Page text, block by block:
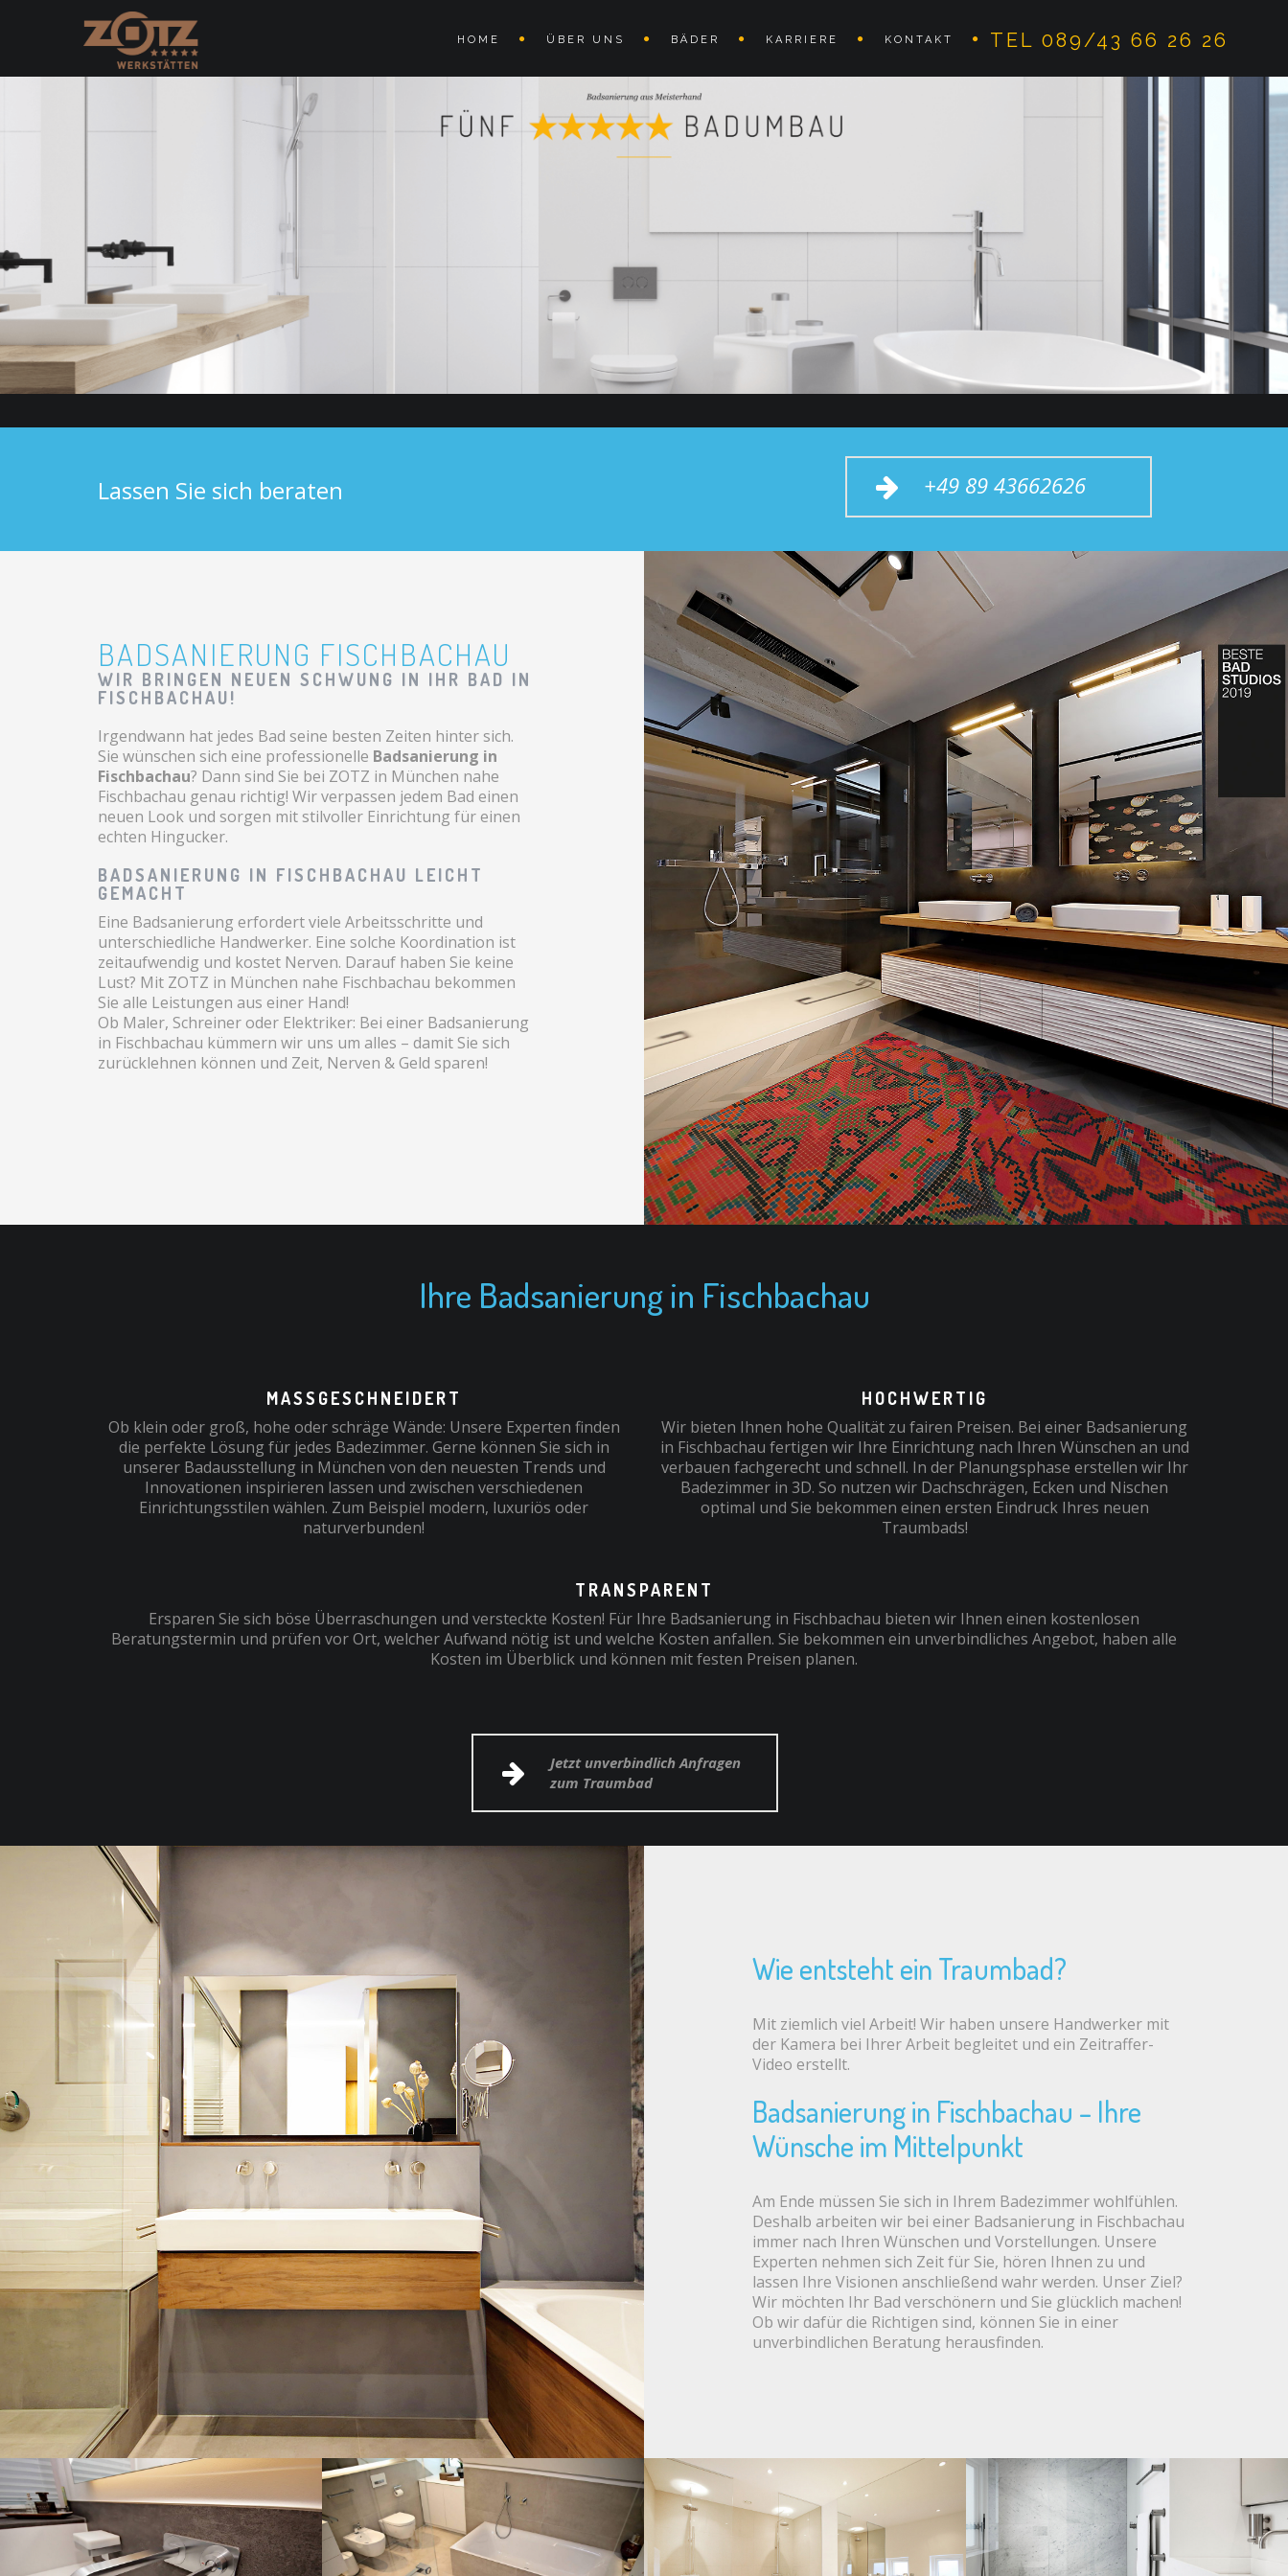
HOME ÜBER UNS BÄDER KARRIERE KONTAKT TEL 089/43 66 26 26
Lassen Sie sich beraten +49 89 43662626
BADSANIERUNG FISCHBACHAU
WIR BRINGEN NEUEN SCHWUNG IN IHR BAD IN
FISCHBACHAU!
Irgendwann hat jedes Bad seine besten Zeiten hinter sich.
Sie wünschen sich eine professionelle Badsanierung in
Fischbachau? Dann sind Sie bei ZOTZ in München nahe
Fischbachau genau richtig! Wir verpassen jedem Bad einen
neuen Look und sorgen mit stilvoller Einrichtung für einen
echten Hingucker.
BADSANIERUNG IN FISCHBACHAU LEICHT
GEMACHT
Eine Badsanierung erfordert viele Arbeitsschritte und
unterschiedliche Handwerker. Eine solche Koordination ist
zeitaufwendig und kostet Nerven. Darauf haben Sie keine
Lust? Mit ZOTZ in München nahe Fischbachau bekommen
Sie alle Leistungen aus einer Hand!
Ob Maler, Schreiner oder Elektriker: Bei einer Badsanierung
in Fischbachau kümmern wir uns um alles – damit Sie sich
zurücklehnen können und Zeit, Nerven & Geld sparen!
Ihre Badsanierung in Fischbachau
MASSGESCHNEIDERT
Ob klein oder groß, hohe oder schräge Wände: Unsere Experten finden
die perfekte Lösung für jedes Badezimmer. Gerne können Sie sich in
unserer Badausstellung in München von den neuesten Trends und
Innovationen inspirieren lassen und zwischen verschiedenen
Einrichtungsstilen wählen. Zum Beispiel modern, luxuriös oder
naturverbunden!
HOCHWERTIG
Wir bieten Ihnen hohe Qualität zu fairen Preisen. Bei einer Badsanierung
in Fischbachau fertigen wir Ihre Einrichtung nach Ihren Wünschen an und
verbauen fachgerecht und schnell. In der Planungsphase erstellen wir Ihr
Badezimmer in 3D. So nutzen wir Dachschrägen, Ecken und Nischen
optimal und Sie bekommen einen ersten Eindruck Ihres neuen
Traumbads!
TRANSPARENT
Ersparen Sie sich böse Überraschungen und versteckte Kosten! Für Ihre Badsanierung in Fischbachau bieten wir Ihnen einen kostenlosen
Beratungstermin und prüfen vor Ort, welcher Aufwand nötig ist und welche Kosten anfallen. Sie bekommen ein unverbindliches Angebot, haben alle
Kosten im Überblick und können mit festen Preisen planen.
Jetzt unverbindlich Anfragen
zum Traumbad
Wie entsteht ein Traumbad?
Mit ziemlich viel Arbeit! Wir haben unsere Handwerker mit
der Kamera bei Ihrer Arbeit begleitet und ein Zeitraffer-
Video erstellt.
Badsanierung in Fischbachau – Ihre
Wünsche im Mittelpunkt
Am Ende müssen Sie sich in Ihrem Badezimmer wohlfühlen.
Deshalb arbeiten wir bei einer Badsanierung in Fischbachau
immer nach Ihren Wünschen und Vorstellungen. Unsere
Experten nehmen sich Zeit für Sie, hören Ihnen zu und
lassen Ihre Visionen anschließend wahr werden. Unser Ziel?
Wir möchten Ihr Bad verschönern und Sie glücklich machen!
Ob wir dafür die Richtigen sind, können Sie in einer
unverbindlichen Beratung herausfinden.